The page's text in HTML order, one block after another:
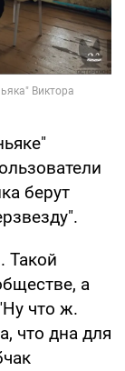
берут
Такой
а
что ж.
что дна для